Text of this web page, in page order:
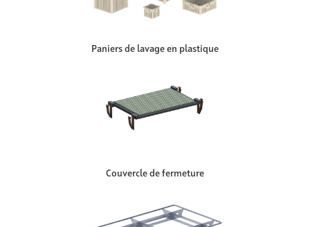
Paniers de lavage en plastique
Couvercle de fermeture